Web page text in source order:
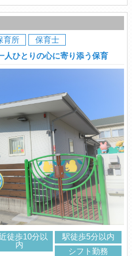
育所
保育士
人ひとりの心に寄り添う保育
徒歩10分以
内
駅徒歩5分以内
シフト勤務